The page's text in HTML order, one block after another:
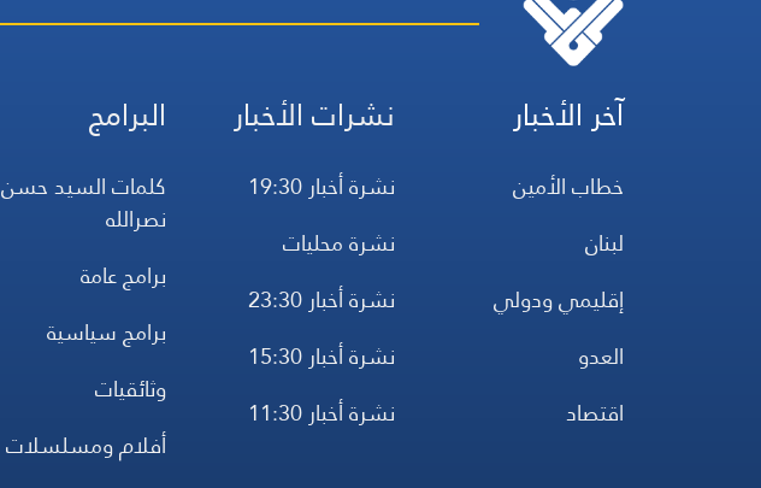
آخر الأخبار
خطاب الأمين
لبنان
إقليمي ودولي
العدو
اقتصاد
نشرات الأخبار
نشرة أخبار 19:30
نشرة محليات
نشرة أخبار 23:30
نشرة أخبار 15:30
نشرة أخبار 11:30
البرامج
كلمات السيد حسن
نصرالله
برامج عامة
برامج سياسية
وثائقيات
أفلام ومسلسلات